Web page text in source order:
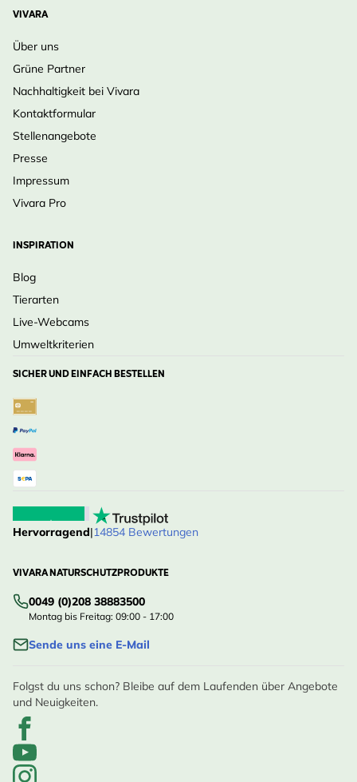
VIVARA
Über uns
Grüne Partner
Nachhaltigkeit bei Vivara
Kontaktformular
Stellenangebote
Presse
Impressum
Vivara Pro
INSPIRATION
Blog
Tierarten
Live-Webcams
Umweltkriterien
SICHER UND EINFACH BESTELLEN
Hervorragend|14854 Bewertungen
VIVARA NATURSCHUTZPRODUKTE
0049 (0)208 38883500
Montag bis Freitag: 09:00 - 17:00
Sende uns eine E-Mail
Folgst du uns schon? Bleibe auf dem Laufenden über Angebote
und Neuigkeiten.